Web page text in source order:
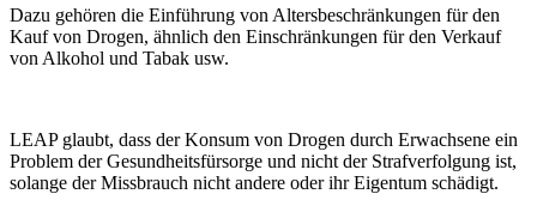
Dazu gehören die Einführung von Altersbeschränkungen für den
Kauf von Drogen, ähnlich den Einschränkungen für den Verkauf
von Alkohol und Tabak usw.
LEAP glaubt, dass der Konsum von Drogen durch Erwachsene ein
Problem der Gesundheitsfürsorge und nicht der Strafverfolgung ist,
solange der Missbrauch nicht andere oder ihr Eigentum schädigt.